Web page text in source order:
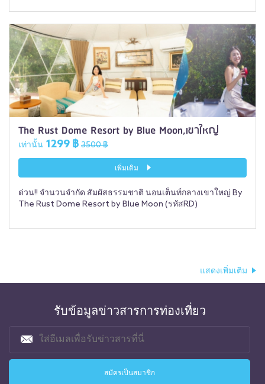
The Rust Dome Resort by Blue Moon,เขาใหญ่
เท่านั้น 1299 ฿ 3500 ฿
เพิ่มเติม
ด่วน!! จำนวนจำกัด สัมผัสธรรมชาติ นอนเต็นท์กลางเขาใหญ่ By
The Rust Dome Resort by Blue Moon (รหัสRD)
แสดงเพิ่มเติม
รับข้อมูลข่าวสารการท่องเที่ยว